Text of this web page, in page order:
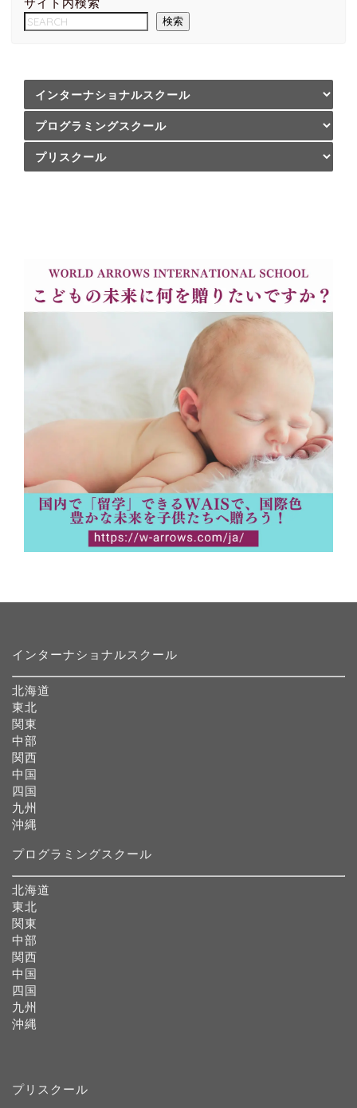
検索
インターナショナルスクール
北海道
東北
関東
中部
関西
中国
四国
九州
沖縄
プログラミングスクール
北海道
東北
関東
中部
関西
中国
四国
九州
沖縄
プリスクール